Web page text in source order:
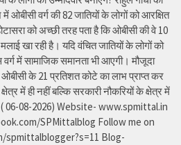
ओबीसी वर्ग की 82 जातियों के लोगों को आरक्षित
को अच्छी तरह पता है कि ओबीसी की वे 10
खा रही है। यदि वंचित जातियों के लोगों को
वर्ग में सामाजिक समानता भी आएगी। मौजूदा
ओबीसी के 21 प्रतिशत कोटे का लाभ प्राप्त कर
में ही नहीं बल्कि सरकारी नौकरियों के क्षेत्र में
( 06-08-2026) Website- www.spmittal.in
SPMittalblog Follow me on
Blog-